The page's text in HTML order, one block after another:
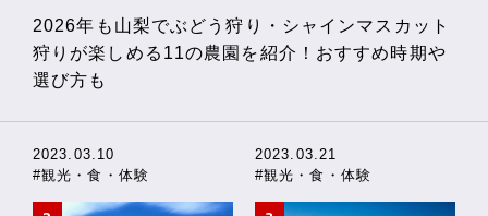
2026年も山梨でぶどう狩り・シャインマスカット
狩りが楽しめる11の農園を紹介！おすすめ時期や
選び方も
2023.03.10
#観光・食・体験
2023.03.21
#観光・食・体験